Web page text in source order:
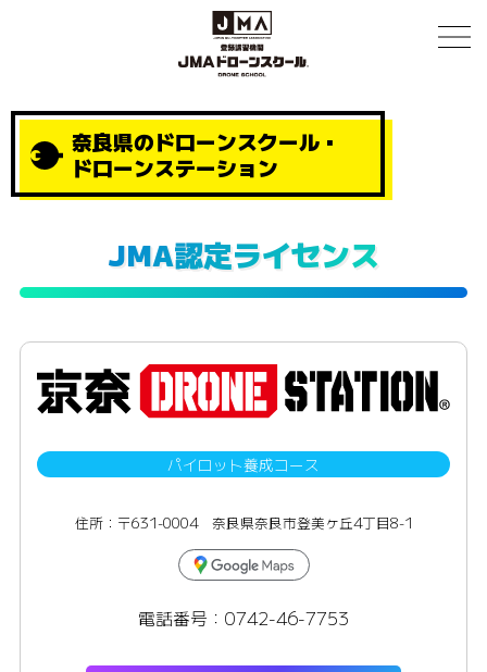
奈良県のドローンスクール・
ドローンステーション
JMA認定ライセンス
パイロット養成コース
住所：〒631-0004 奈良県奈良市登美ヶ丘4丁目8-1
電話番号：0742-46-7753